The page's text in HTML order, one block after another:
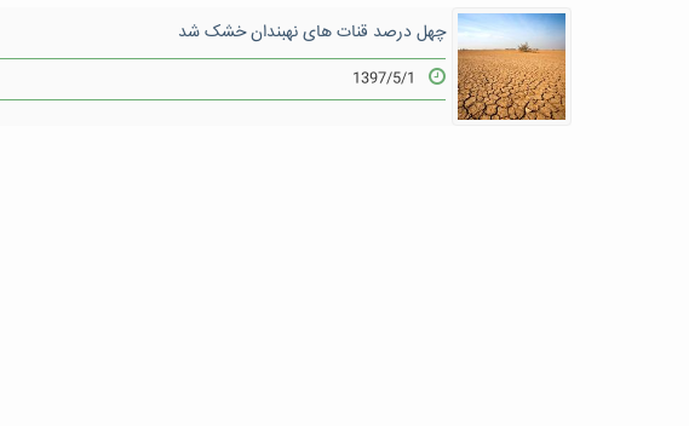
چهل درصد قنات های نهبندان خشک شد
1397/5/1